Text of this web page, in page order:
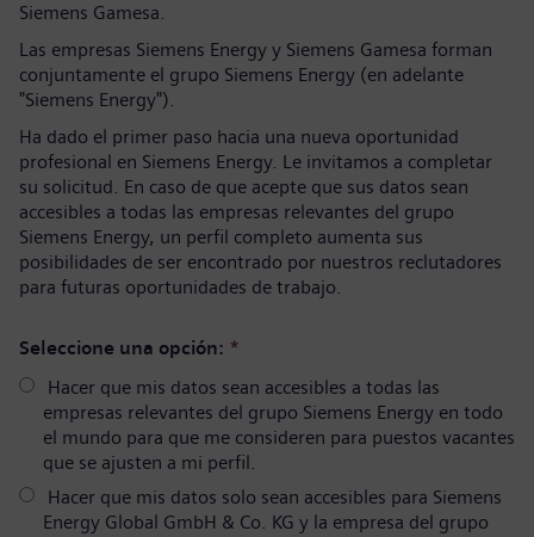
Siemens Gamesa.
Las empresas Siemens Energy y Siemens Gamesa forman
conjuntamente el grupo Siemens Energy (en adelante
"Siemens Energy").
Ha dado el primer paso hacia una nueva oportunidad
profesional en Siemens Energy. Le invitamos a completar
su solicitud. En caso de que acepte que sus datos sean
accesibles a todas las empresas relevantes del grupo
Siemens Energy, un perfil completo aumenta sus
posibilidades de ser encontrado por nuestros reclutadores
para futuras oportunidades de trabajo.
Seleccione una opción: *
Hacer que mis datos sean accesibles a todas las
empresas relevantes del grupo Siemens Energy en todo
el mundo para que me consideren para puestos vacantes
que se ajusten a mi perfil.
Hacer que mis datos solo sean accesibles para Siemens
Energy Global GmbH & Co. KG y la empresa del grupo